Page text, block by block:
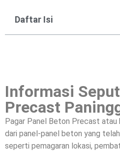
Daftar Isi
Informasi
Precast
Pagar Panel Beton Precast
dari panel-panel beton yang
seperti pemagaran lokasi,